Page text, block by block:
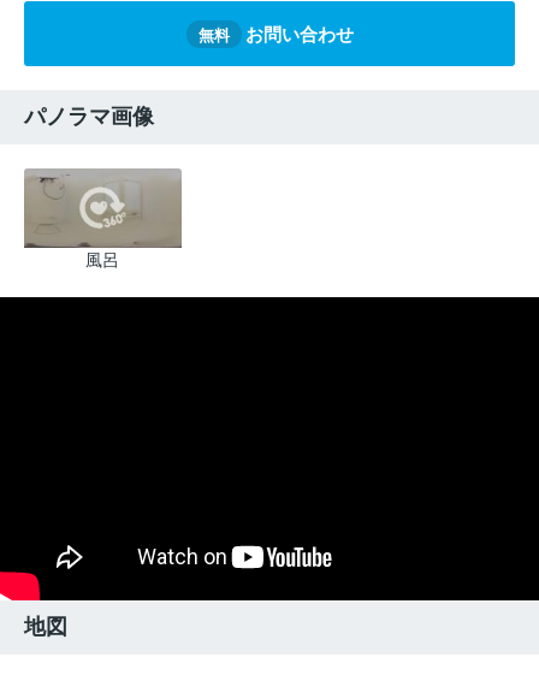
無料 お問い合わせ
パノラマ画像
風呂
地図